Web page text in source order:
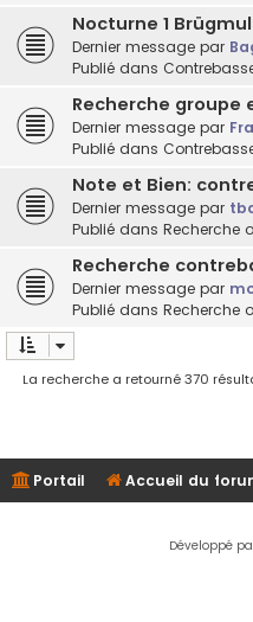
Nocturne 1
Dernier message par
Publié dans
Recherche groupe
Dernier message par
Publié dans
Note et Bien:
Dernier message par
Publié dans Recherche
Recherche
Dernier message par
Publié dans Recherche
La recherche a retourné 370
Portail Accueil du
Développé